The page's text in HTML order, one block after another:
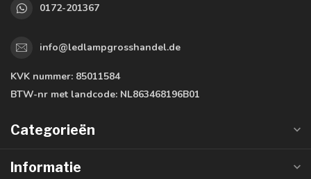
0172-201367
info@ledlampgrosshandel.de
KVK nummer: 85011584
BTW-nr met landcode: NL863468196B01
Categorieën
Informatie